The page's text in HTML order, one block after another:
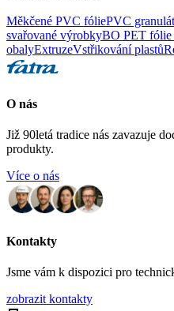
Měkčené PVC fóliePVC granulát
svařované výrobkyBO PET fólie
obalyExtruzeVstřikování plastů
O nás
Již 90letá tradice nás zavazuje
produkty.
Více o nás
Kontakty
Jsme vám k dispozici pro
zobrazit kontakty